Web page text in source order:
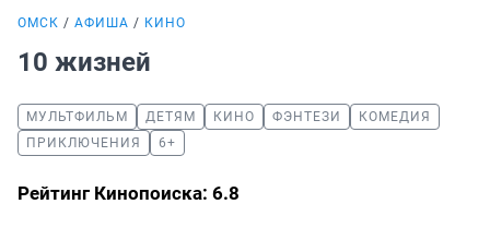
ОМСК АФИША КИНО
10 жизней
МУЛЬТФИЛЬМ ДЕТЯМ КИНО ФЭНТЕЗИ
КОМЕДИЯ
ПРИКЛЮЧЕНИЯ
6+
Рейтинг Кинопоиска: 6.8